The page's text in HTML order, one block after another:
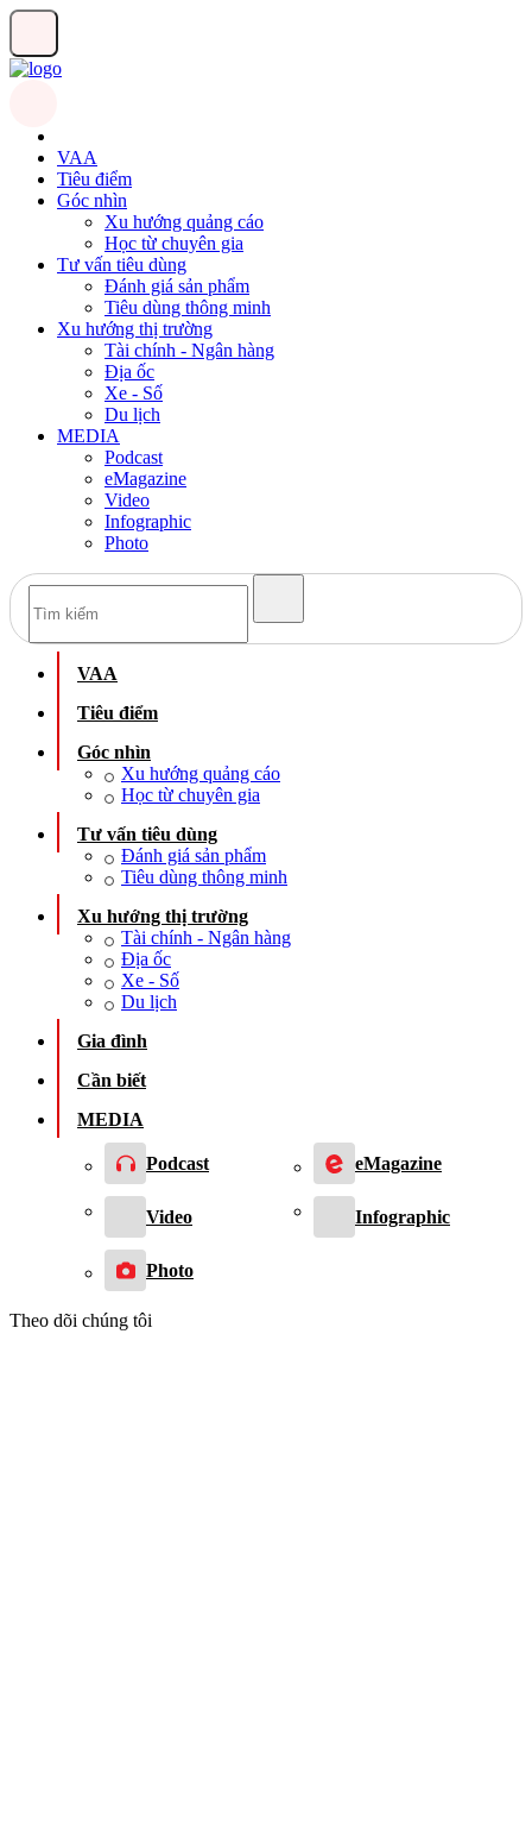
VAA
Tiêu điểm
Góc nhìn
Xu hướng quảng cáo
Học từ chuyên gia
Tư vấn tiêu dùng
Đánh giá sản phẩm
Tiêu dùng thông minh
Xu hướng thị trường
Tài chính - Ngân hàng
Địa ốc
Xe - Số
Du lịch
MEDIA
Podcast
eMagazine
Video
Infographic
Photo
VAA
Tiêu điểm
Góc nhìn
Xu hướng quảng cáo
Học từ chuyên gia
Tư vấn tiêu dùng
Đánh giá sản phẩm
Tiêu dùng thông minh
Xu hướng thị trường
Tài chính - Ngân hàng
Địa ốc
Xe - Số
Du lịch
Gia đình
Cần biết
MEDIA
Podcast eMagazine
Video Infographic
Photo
Theo dõi chúng tôi